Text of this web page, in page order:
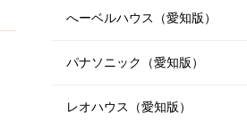
へーベルハウス（愛知版）
パナソニック（愛知版）
レオハウス（愛知版）